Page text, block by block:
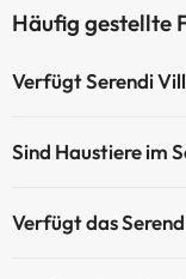
Häufig gestellte
Verfügt Serendi
Sind Haustiere im
Verfügt das